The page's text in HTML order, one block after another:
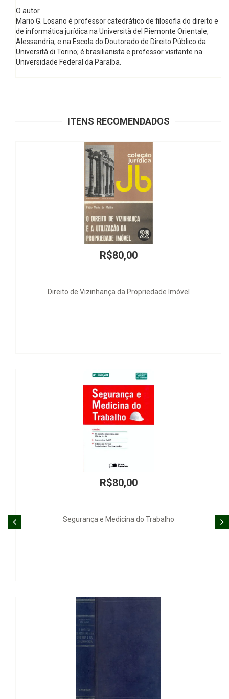
O autor
Mario G. Losano é professor catedrático de filosofia do direito e
de informática jurídica na Università del Piemonte Orientale,
Alessandria, e na Escola do Doutorado de Direito Público da
Università di Torino; é brasilianista e professor visitante na
Universidade Federal da Paraíba.
ITENS RECOMENDADOS
da Propriedade Imóvel
Medicina do Trabalho
Direito Tributário
Ensino Jurídico,